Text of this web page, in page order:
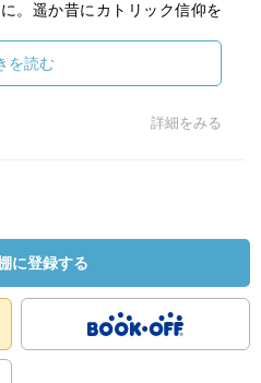
。遥か昔にカトリック信仰を
人たちが、答えのない問いを
答えるというよりも、問いに
こには示されている。豊潤に
させてくれる小説だ。
を読む
詳細をみる
に登録する